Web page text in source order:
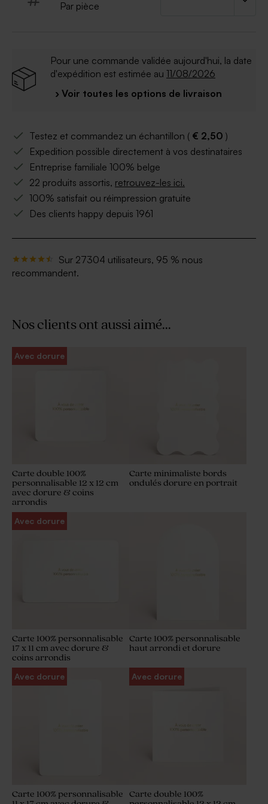
Par pièce
Pour une commande validée aujourd'hui, la date
d'expédition est estimée au 11/08/2026
› Voir toutes les options de livraison
Testez et commandez un échantillon ( € 2,50 )
Expedition possible directement à vos destinataires
Entreprise familiale 100% belge
22 produits assortis, retrouvez-les ici.
100% satisfait ou réimpression gratuite
Des clients happy depuis 1961
Sur 27304 utilisateurs, 95 % nous
recommandent.
Nos clients ont aussi aimé...
Avec dorure
Carte double 100%
personnalisable 12 x 12 cm
avec dorure & coins
arrondis
Carte minimaliste bords
ondulés dorure en portrait
Avec dorure
Carte 100% personnalisable
17 x 11 cm avec dorure &
coins arrondis
Carte 100% personnalisable
haut arrondi et dorure
Avec dorure
Carte 100% personnalisable
Avec dorure
Carte double 100%